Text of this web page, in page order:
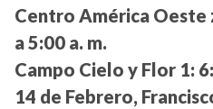
Centro América Oeste
a 5:00 a. m.
Campo Cielo y Flor 1:
14 de Febrero,